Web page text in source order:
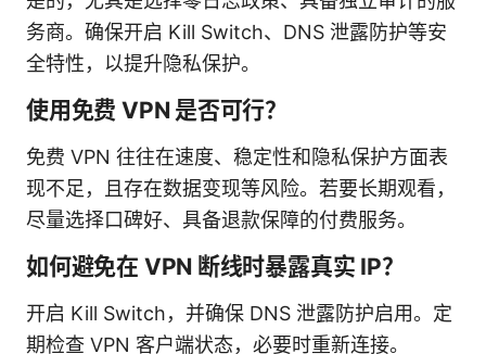
务商。确保开启 Kill Switch、DNS 泄露防护等安
全特性，以提升隐私保护。
使用免费 VPN 是否可行？
免费 VPN 往往在速度、稳定性和隐私保护方面表
现不足，且存在数据变现等风险。若要长期观看，
尽量选择口碑好、具备退款保障的付费服务。
如何避免在 VPN 断线时暴露真实 IP？
开启 Kill Switch，并确保 DNS 泄露防护启用。定
期检查 VPN 客户端状态，必要时重新连接。